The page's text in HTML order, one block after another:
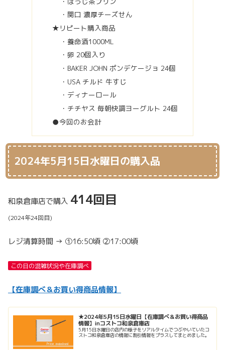
・関口 濃厚チーズせん
★リピート購入商品
・養命酒1000ML
・卵 20個入り
・BAKER JOHN ポンデケージョ 24個
・USA チルド 牛すじ
・ディナーロール
・チチヤス 毎朝快調ヨーグルト 24個
●今回のお会計
2024年5月15日水曜日の購入品
和泉倉庫店で購入 414回目
(2024年24回目)
レジ清算時間 → ➀16:50頃 ②17:00頃
この日の混雑状況や在庫調べ
【在庫調べ＆お買い得商品情報】
★2024年5月15日水曜日【在庫調べ＆お買い得商品
情報】inコストコ和泉倉庫店
5月15日水曜日の店内の様子をリアルタイムでつぶやいていたコ
ストコ和泉倉庫店の情報に割引情報をプラスしてまとめました。